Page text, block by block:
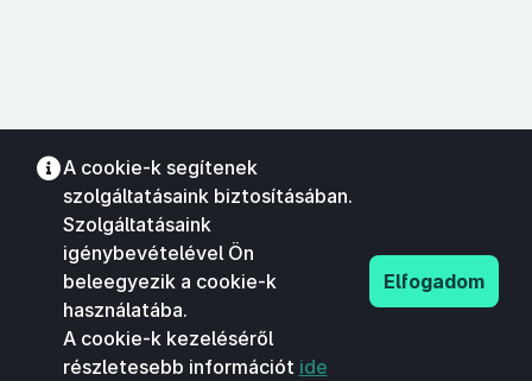
A cookie-k segítenek
szolgáltatásaink biztosításában.
Szolgáltatásaink
igénybevételével Ön
beleegyezik a cookie-k
használatába.
A cookie-k kezeléséről
részletesebb információt ide
Elfogadom